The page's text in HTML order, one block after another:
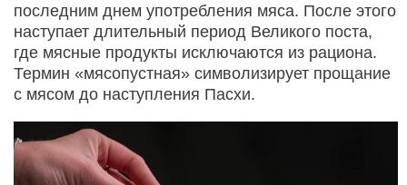
последним днем употребления мяса. После этого
наступает длительный период Великого поста,
где мясные продукты исключаются из рациона.
Термин «мясопустная» символизирует прощание
с мясом до наступления Пасхи.